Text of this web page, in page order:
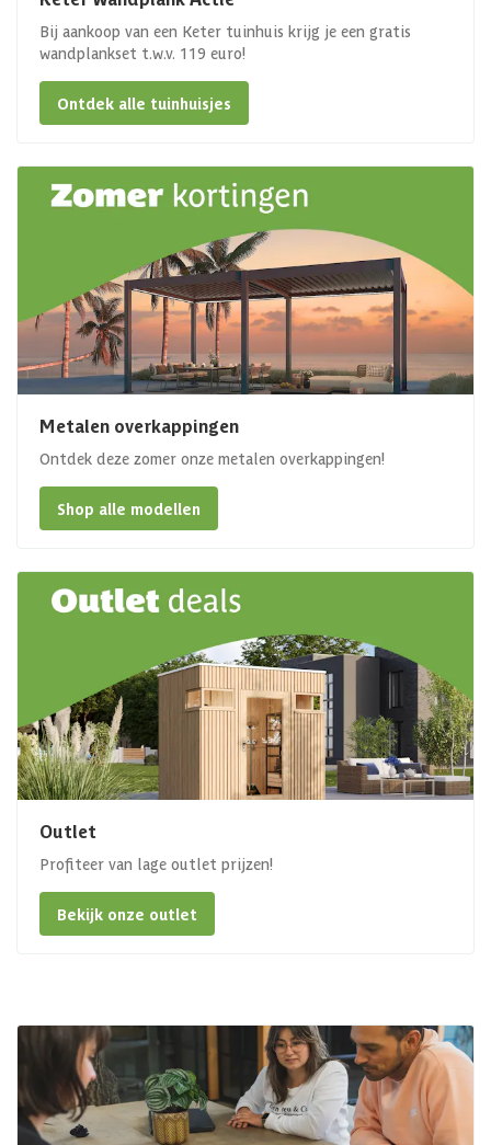
Bij aankoop van een Keter tuinhuis krijg je een gratis
wandplankset t.w.v. 119 euro!
Ontdek alle tuinhuisjes
Metalen overkappingen
Ontdek deze zomer onze metalen overkappingen!
Shop alle modellen
Outlet
Profiteer van lage outlet prijzen!
Bekijk onze outlet